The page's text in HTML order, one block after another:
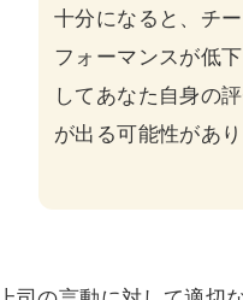
十分になると、チ
フォーマンスが低
してあなた自身の
が出る可能性があり